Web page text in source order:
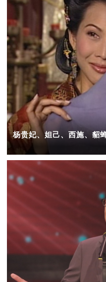
杨贵妃、妲己、西施、貂